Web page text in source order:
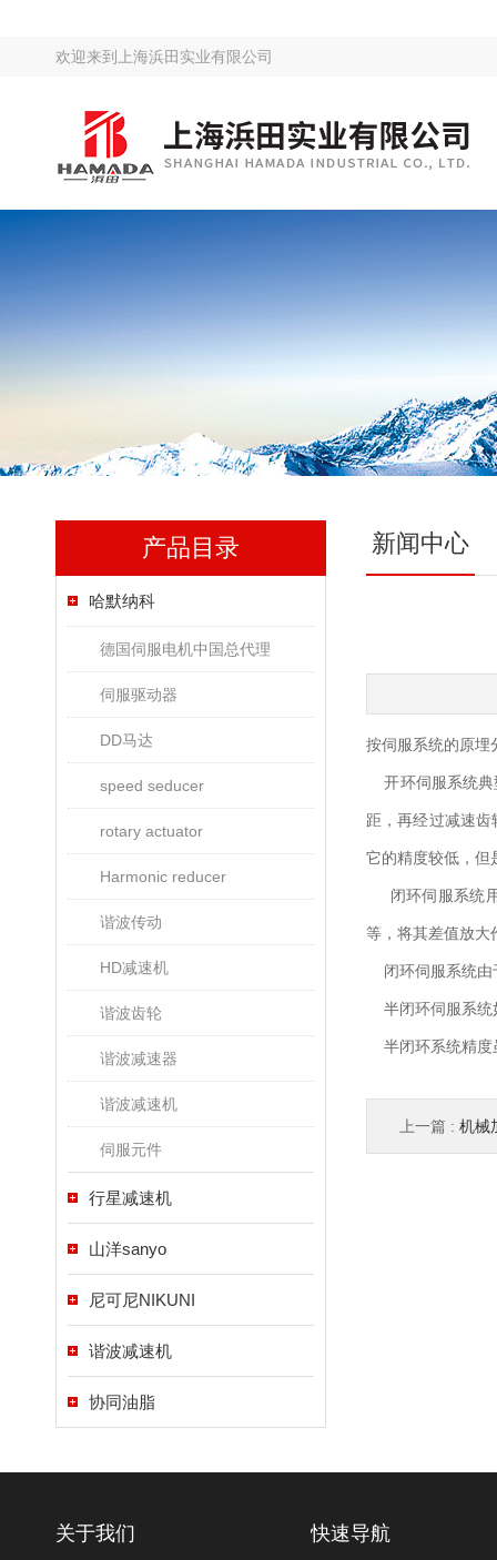
欢迎来到 上海浜田实业有限公司
产品目录
哈默纳科
德国伺服电机中国总代理
伺服驱动器
DD马达
speed seducer
rotary actuator
Harmonic reducer
谐波传动
HD减速机
谐波齿轮
谐波减速器
谐波减速机
伺服元件
行星减速机
山洋sanyo
尼可尼NIKUNI
谐波减速机
协同油脂
新闻中心
按伺服系统的原埋
开环伺服系统典
距，再经过减速
它的精度较低，但
闭环伺服系统用
等，将其差值放大
闭环伺服系统由
半闭环伺服系统
半闭环系统精度
上一篇 : 机械
关于我们 快速导航